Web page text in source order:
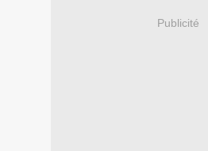
Publicité